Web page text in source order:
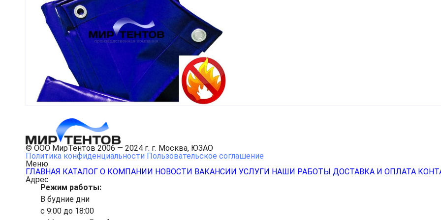
© ООО МирТентов 2006 — 2024 г. г. Москва, ЮЗАО
Политика конфиденциальности Пользовательское соглашение
Меню
ГЛАВНАЯ КАТАЛОГ О КОМПАНИИ НОВОСТИ ВАКАНСИИ УСЛУГИ НАШИ РАБОТЫ ДОСТАВКА И ОПЛАТА
Адрес
Режим работы:
В будние дни
с 9:00 до 18:00